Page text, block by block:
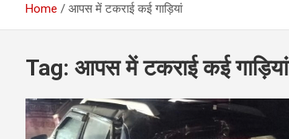
Home आपस में टकराई कई गाड़ियां
Tag: आपस में टकराई कई गाड़ियां